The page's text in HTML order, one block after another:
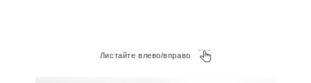
Листайте влево/вправо